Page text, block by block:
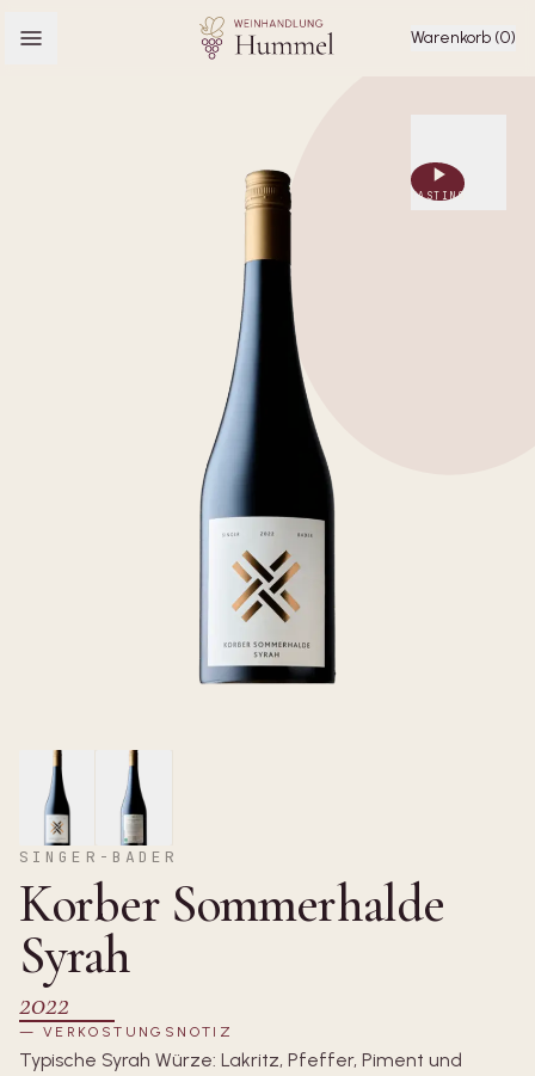
Warenkorb (0)
TASTING
SINGER-BADER
Korber Sommerhalde
Syrah
2022
— VERKOSTUNGSNOTIZ
Typische Syrah Würze: Lakritz, Pfeffer, Piment und